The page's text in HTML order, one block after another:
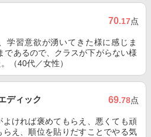
70.17点
学習意欲が湧いてきた様に感じま
であるので、クラスが下がらない様
（40代／女性）
ディック 69.78点
ければ褒めてもらえ、悪くても頑
え、順位を貼りだすことでやる気